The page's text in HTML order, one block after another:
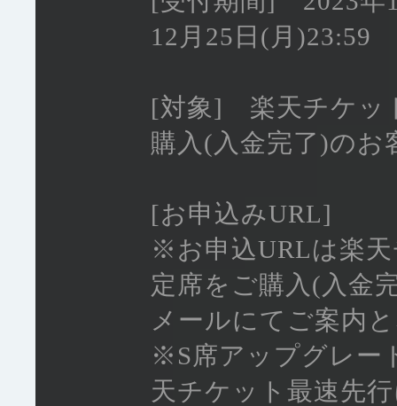
12月25日(月)23:59
[対象] 楽天チケッ
購入(入金完了)のお
[お申込みURL]
※お申込URLは楽
定席をご購入(入金
メールにてご案内
※S席アップグレー
天チケット最速先